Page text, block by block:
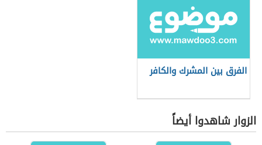
الفرق بين المشرك والكافر
الزوار شاهدوا أيضاً